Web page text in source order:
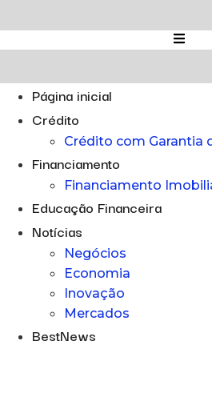
para
o
Página inicial
Crédito
Crédito com Garantia
Financiamento
Financiamento
Educação Financeira
Notícias
Negócios
Economia
Inovação
Mercados
BestNews